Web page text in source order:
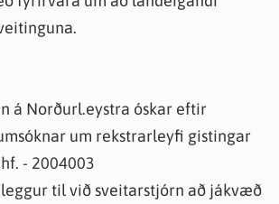
á Norðurl.eystra óskar eftir
um rekstrarleyfi gistingar
- 2004003
til við sveitarstjórn að jákvæð